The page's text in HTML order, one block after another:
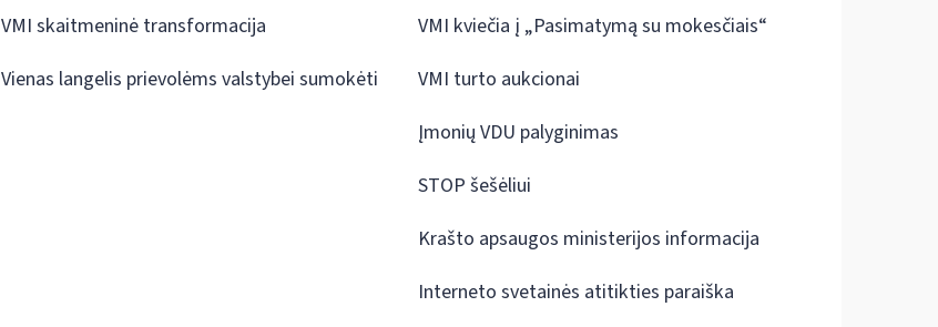
VMI skaitmeninė transformacija
Vienas langelis prievolėms valstybei sumokėti
VMI kviečia į „Pasimatymą su mokesčiais“
VMI turto aukcionai
Įmonių VDU palyginimas
STOP šešėliui
Krašto apsaugos ministerijos informacija
Interneto svetainės atitikties paraiška